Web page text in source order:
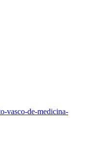
vasco-de-medicina-